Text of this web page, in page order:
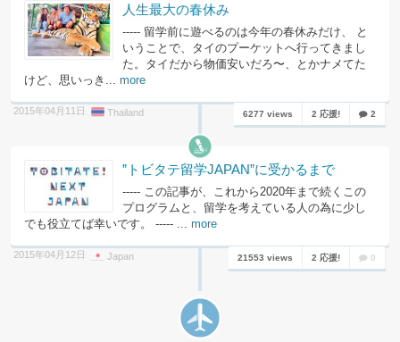
人生最大の春休み
----- 留学前に遊べるのは今年の春休みだけ、 と
いうことで、タイのプーケットへ行ってきまし
た。タイだから物価安いだろ〜、とかナメてた
けど、思いっき... more
2015年04月11日 Thailand 6277 views 2 応援! 2
”トビタテ留学JAPAN”に受かるまで
----- この記事が、これから2020年まで続くこの
プログラムと、留学を考えている人の為に少し
でも役立てば幸いです。 ----- ... more
2015年04月12日 Japan 21553 views 2 応援! 0